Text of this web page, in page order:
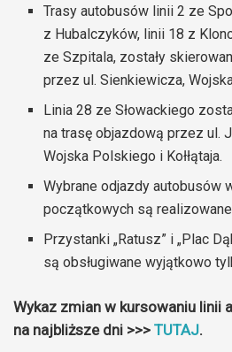
Trasy autobusów linii 2 ze
z Hubalczyków, linii 18 z
ze Szpitala, zostały
przez ul. Sienkiewicza,
Linia 28 ze Słowackiego
na trasę objazdową przez ul.
Wojska Polskiego i Kołłątaja.
Wybrane odjazdy autobusów
początkowych są
Przystanki „Ratusz” i „Plac
są obsługiwane wyjątkowo
Wykaz zmian w kursowaniu linii
na najbliższe dni >>> TUTAJ.